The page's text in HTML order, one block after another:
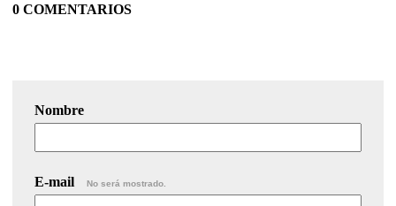
0 COMENTARIOS
Nombre
E-mail No será mostrado.